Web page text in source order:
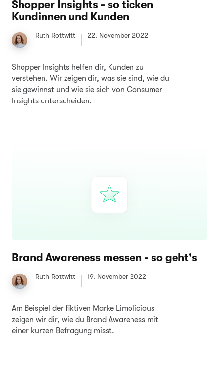
Shopper Insights - so ticken
Kundinnen und Kunden
Ruth Rottwitt 22. November 2022
Shopper Insights helfen dir, Kunden zu
verstehen. Wir zeigen dir, was sie sind, wie du
sie gewinnst und wie sie sich von Consumer
Insights unterscheiden.
Brand Awareness messen - so geht's
Ruth Rottwitt 19. November 2022
Am Beispiel der fiktiven Marke Limolicious
zeigen wir dir, wie du Brand Awareness mit
einer kurzen Befragung misst.